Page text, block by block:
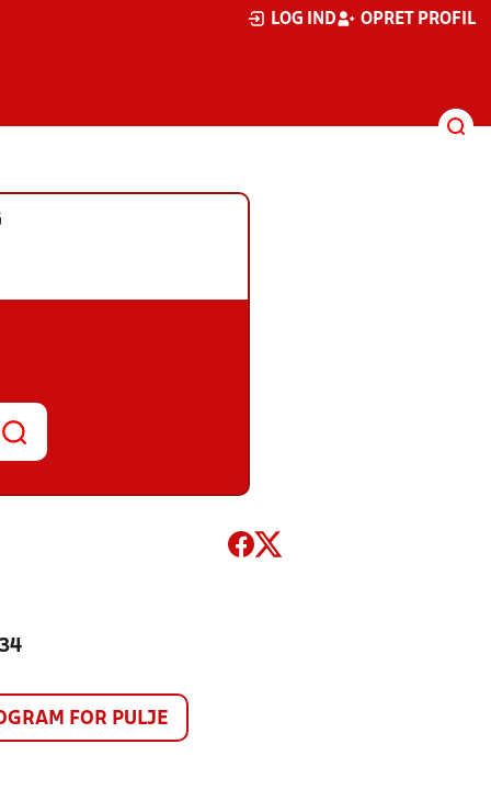
LOG IND OPRET PROFIL
FOR PULJE